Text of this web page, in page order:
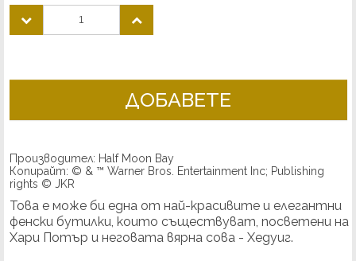
ДОБАВЕТЕ
Производител: Half Moon Bay
Копирайт: © & ™ Warner Bros. Entertainment Inc; Publishing
rights © JKR
Това е може би една от най-красивите и елегантни
фенски бутилки, които съществуват, посветени на
Хари Потър и неговата вярна сова - Хедуиг.